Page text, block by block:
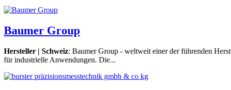
Baumer Group
Hersteller | Schweiz: Baumer Group - weltweit einer der führenden
für industrielle Anwendungen. Die...